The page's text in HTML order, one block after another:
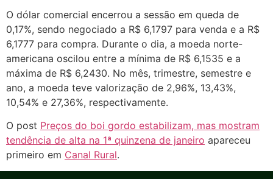
O dólar comercial encerrou a sessão em queda de
0,17%, sendo negociado a R$ 6,1797 para venda e a R$
6,1777 para compra. Durante o dia, a moeda norte-
americana oscilou entre a mínima de R$ 6,1535 e a
máxima de R$ 6,2430. No mês, trimestre, semestre e
ano, a moeda teve valorização de 2,96%, 13,43%,
10,54% e 27,36%, respectivamente.
O post Preços do boi gordo estabilizam, mas mostram
tendência de alta na 1ª quinzena de janeiro apareceu
primeiro em Canal Rural.